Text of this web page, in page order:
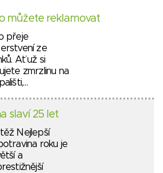
můžete reklamovat
přeje
ze
Ať už si
zmrzlinu na
slaví 25 let
Nejlepší
roku je
a